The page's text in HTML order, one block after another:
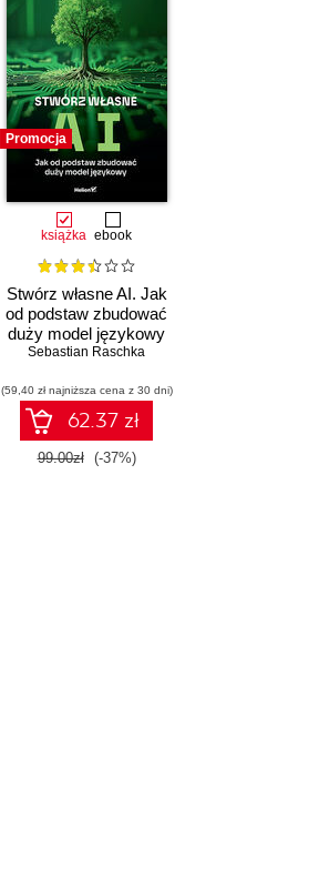
Promocja
książka ebook
Stwórz własne AI. Jak
od podstaw zbudować
duży model językowy
Sebastian Raschka
(59,40 zł najniższa cena z 30 dni)
62.37 zł
99.00zł (-37%)